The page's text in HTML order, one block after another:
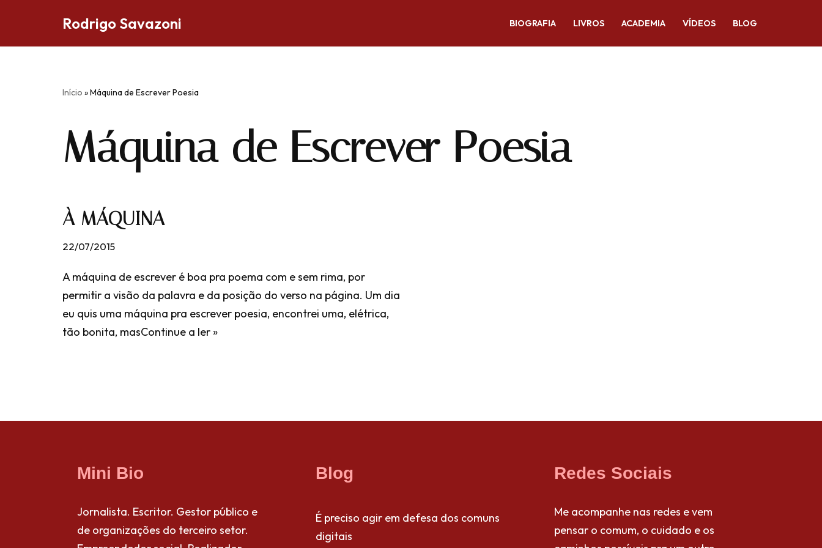
Rodrigo Savazoni BIOGRAFIA LIVROS ACADEMIA VÍDEOS BLOG
Início »Máquina de Escrever Poesia
Máquina de Escrever Poesia
À MÁQUINA
22/07/2015
A máquina de escrever é boa pra poema com e sem rima, por
permitir a visão da palavra e da posição do verso na página. Um dia
eu quis uma máquina pra escrever poesia, encontrei uma, elétrica,
tão bonita, masContinue a ler »
Mini Bio
Jornalista. Escritor. Gestor público e
de organizações do terceiro setor.
Blog
É preciso agir em defesa dos comuns
digitais
Redes Sociais
Me acompanhe nas redes e vem
pensar o comum, o cuidado e os